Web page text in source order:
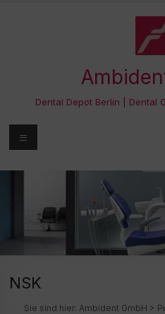
Dental Depot Berlin | Dental
Menü
NSK
Sie sind hier: Ambident GmbH >